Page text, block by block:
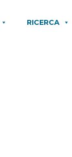
RICERCA